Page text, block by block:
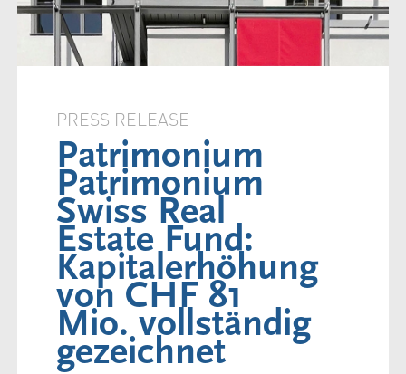
PRESS RELEASE
Patrimonium
Patrimonium
Swiss Real
Estate Fund:
Kapitalerhöhung
von CHF 81
Mio. vollständig
gezeichnet